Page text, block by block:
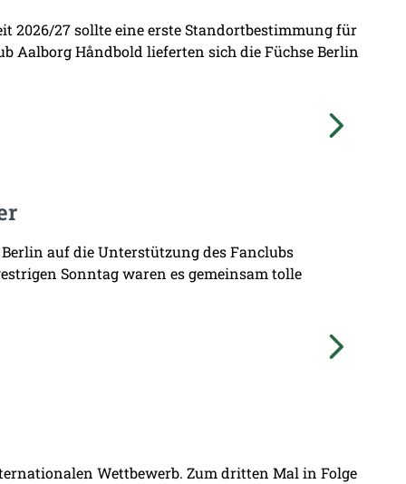
2026/27 sollte eine erste Standortbestimmung für
Aalborg Håndbold lieferten sich die Füchse Berlin
auf die Unterstützung des Fanclubs
Sonntag waren es gemeinsam tolle
Wettbewerb. Zum dritten Mal in Folge